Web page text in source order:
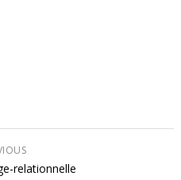
relationnelle